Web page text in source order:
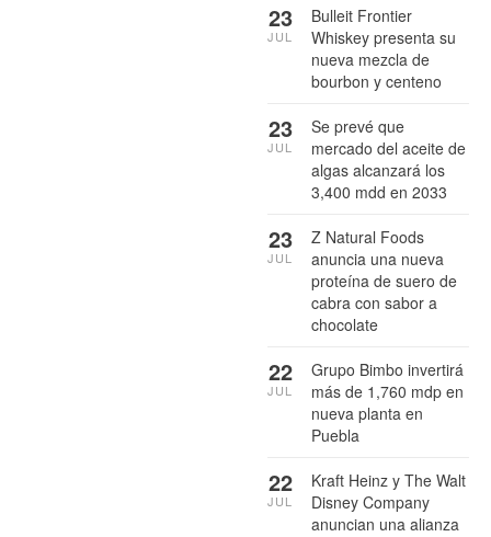
Bulleit Frontier
Whiskey presenta su
nueva mezcla de
bourbon y centeno
23
JUL
Se prevé que
mercado del aceite de
algas alcanzará los
3,400 mdd en 2033
23
JUL
Z Natural Foods
anuncia una nueva
proteína de suero de
cabra con sabor a
chocolate
23
JUL
Grupo Bimbo invertirá
más de 1,760 mdp en
nueva planta en
Puebla
22
JUL
Kraft Heinz y The Walt
Disney Company
anuncian una alianza
22
JUL